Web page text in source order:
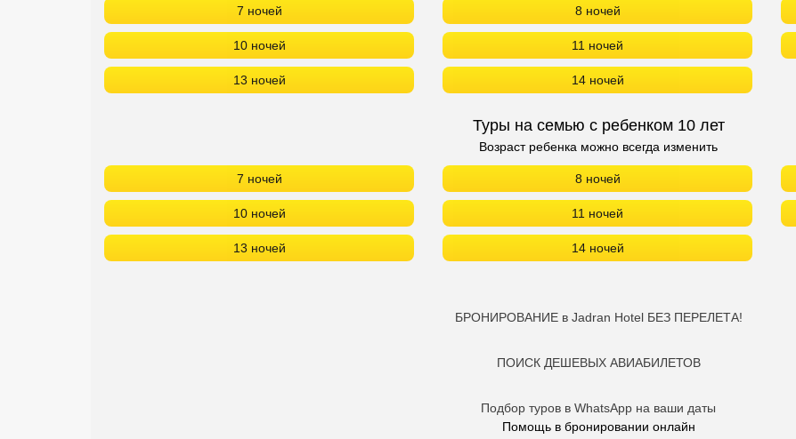
7 ночей 8 ночей
10 ночей 11 ночей
13 ночей 14 ночей
Туры на семью с ребенком 10 лет
Возраст ребенка можно всегда изменить
7 ночей 8 ночей
10 ночей 11 ночей
13 ночей 14 ночей
БРОНИРОВАНИЕ в Jadran Hotel БЕЗ ПЕРЕЛЕТА!
ПОИСК ДЕШЕВЫХ АВИАБИЛЕТОВ
Подбор туров в WhatsApp на ваши даты
Помощь в бронировании онлайн